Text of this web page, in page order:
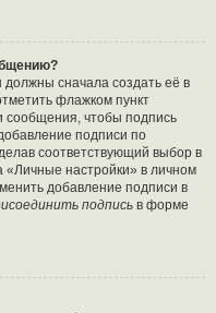
сначала создать её в
флажком пункт
сообщения, чтобы подпись
подписи по
соответствующий выбор в
настройки» в личном
добавление подписи в
подпись в форме